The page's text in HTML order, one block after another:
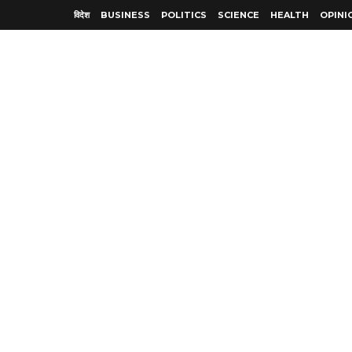
विदेश BUSINESS POLITICS SCIENCE HEALTH